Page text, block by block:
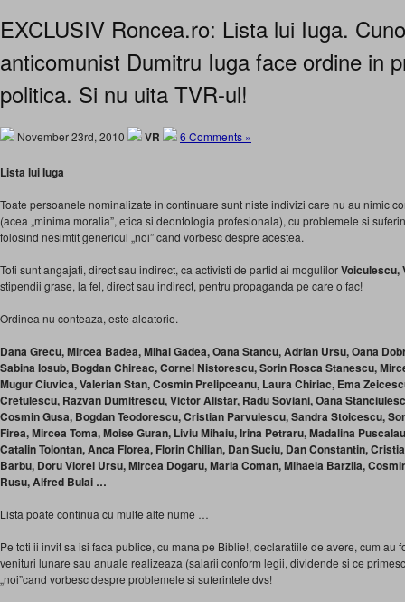
EXCLUSIV Roncea.ro: Lista lui Iuga.
anticomunist Dumitru Iuga face ordine in
politica. Si nu uita TVR-ul!
November 23rd, 2010 VR 6 Comments »
Lista lui Iuga
Toate persoanele nominalizate in continuare sunt niste indivizi care nu au nimic
(acea „minima moralia”, etica si deontologia profesionala), cu problemele si
folosind nesimtit genericul „noi” cand vorbesc despre acestea.
Toti sunt angajati, direct sau indirect, ca activisti de partid ai mogulilorVoiculescu,
stipendii grase, la fel, direct sau indirect, pentru propaganda pe care o fac!
Ordinea nu conteaza, este aleatorie.
Dana Grecu, Mircea Badea, Mihai Gadea, Oana Stancu, Adrian Ursu, Oana
Sabina Iosub, Bogdan Chireac, Cornel Nistorescu, Sorin Rosca Stanescu,
Mugur Ciuvica, Valerian Stan, Cosmin Prelipceanu, Laura Chiriac, Ema
Cretulescu, Razvan Dumitrescu, Victor Alistar, Radu Soviani, Oana
Cosmin Gusa, Bogdan Teodorescu, Cristian Parvulescu, Sandra Stoicescu,
Firea, Mircea Toma, Moise Guran, Liviu Mihaiu, Irina Petraru, Madalina
Catalin Tolontan, Anca Florea, Florin Chilian, Dan Suciu, Dan Constantin,
Barbu, Doru Viorel Ursu, Mircea Dogaru, Maria Coman, Mihaela Barzila,
Rusu, Alfred Bulai …
Lista poate continua cu multe alte nume …
Pe toti ii invit sa isi faca publice, cu mana pe Biblie!, declaratiile de avere, cum au
venituri lunare sau anuale realizeaza (salarii conform legii, dividende si ce
„noi”cand vorbesc despre problemele si suferintele dvs!